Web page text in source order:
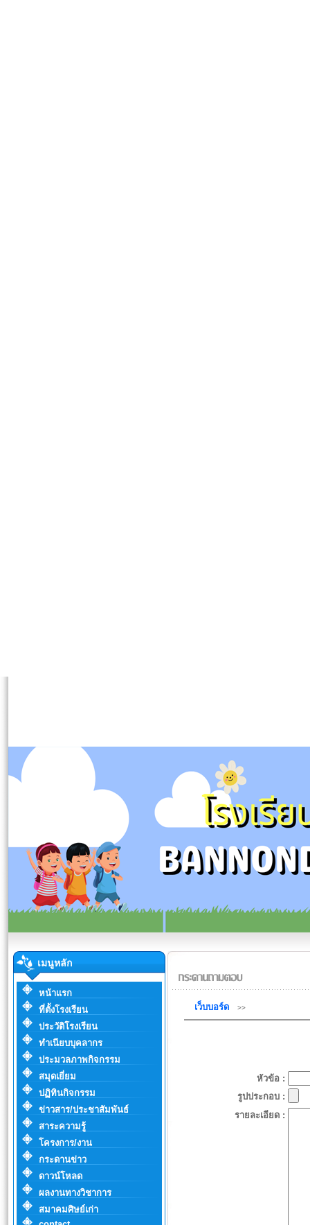
เมนูหลัก
หน้าแรก
ที่ตั้งโรงเรียน
ประวัติโรงเรียน
ทำเนียบบุคลากร
ประมวลภาพกิจกรรม
สมุดเยี่ยม
ปฏิทินกิจกรรม
ข่าวสาร/ประชาสัมพันธ์
สาระความรู้
โครงการ/งาน
กระดานข่าว
ดาวน์โหลด
ผลงานทางวิชาการ
สมาคมศิษย์เก่า
เว็บบอร์ด >>
หัวข้อ :
รูปประกอบ :
รายละเอียด :